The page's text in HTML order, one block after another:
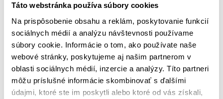
Táto webstránka používa súbory cookies
Na prispôsobenie obsahu a reklám, poskytovanie funkcií
sociálnych médií a analýzu návštevnosti používame
súbory cookie. Informácie o tom, ako používate naše
webové stránky, poskytujeme aj našim partnerom v
oblasti sociálnych médií, inzercie a analýzy. Títo partneri
môžu príslušné informácie skombinovať s ďalšími
údajmi, ktoré ste im poskytli alebo ktoré od vás získali,
MOHLO BY SA VÁM
PÁČIŤ